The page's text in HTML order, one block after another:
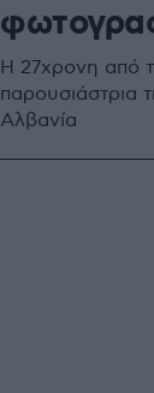
Η 27χρονη από
παρουσιάστρια
Αλβανία